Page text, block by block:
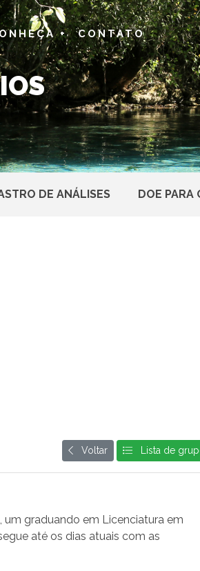
+ CONTATO
DE ANÁLISES DOE PARA
Voltar Lista de
um graduando em Licenciatura em
até os dias atuais com as